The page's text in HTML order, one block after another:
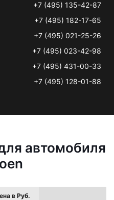
+7 (495) 135-42-87
+7 (495) 182-17-65
+7 (495) 021-25-26
+7 (495) 023-42-98
+7 (495) 431-00-33
+7 (495) 128-01-88
автомобиля
в Руб.